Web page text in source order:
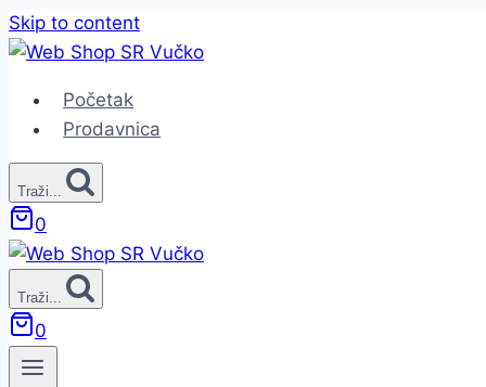
Skip to content
Početak
Prodavnica
Traži...
0
Traži...
0